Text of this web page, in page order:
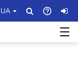
UA